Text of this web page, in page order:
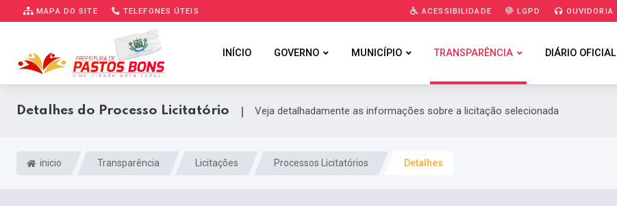
MAPA DO SITE TELEFONES ÚTEIS ACESSIBILIDADE LGPD OUVIDORIA
INÍCIO GOVERNO MUNICÍPIO TRANSPARÊNCIA DIÁRIO OFICIAL
Detalhes do Processo Licitatório | Veja detalhadamente as informações sobre a licitação selecionada
inicio Transparência Licitações Processos Licitatórios Detalhes